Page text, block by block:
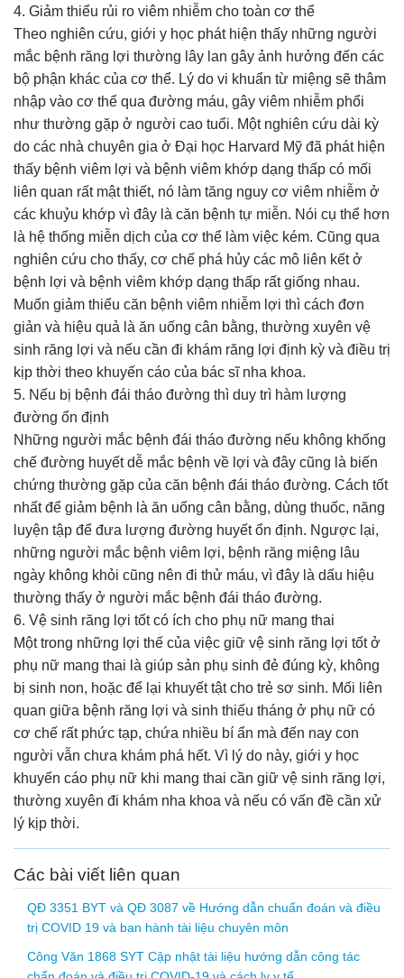
4. Giảm thiểu rủi ro viêm nhiễm cho toàn cơ thể
Theo nghiên cứu, giới y học phát hiện thấy những người
mắc bệnh răng lợi thường lây lan gây ảnh hưởng đến các
bộ phận khác của cơ thể. Lý do vi khuẩn từ miệng sẽ thâm
nhập vào cơ thể qua đường máu, gây viêm nhiễm phổi
như thường gặp ở người cao tuổi. Một nghiên cứu dài kỳ
do các nhà chuyên gia ở Đại học Harvard Mỹ đã phát hiện
thấy bệnh viêm lợi và bệnh viêm khớp dạng thấp có mối
liên quan rất mật thiết, nó làm tăng nguy cơ viêm nhiễm ở
các khuỷu khớp vì đây là căn bệnh tự miễn. Nói cụ thể hơn
là hệ thống miễn dịch của cơ thể làm việc kém. Cũng qua
nghiên cứu cho thấy, cơ chế phá hủy các mô liên kết ở
bệnh lợi và bệnh viêm khớp dạng thấp rất giống nhau.
Muốn giảm thiểu căn bệnh viêm nhiễm lợi thì cách đơn
giản và hiệu quả là ăn uống cân bằng, thường xuyên vệ
sinh răng lợi và nếu cần đi khám răng lợi định kỳ và điều trị
kịp thời theo khuyến cáo của bác sĩ nha khoa.
5. Nếu bị bệnh đái tháo đường thì duy trì hàm lượng
đường ổn định
Những người mắc bệnh đái tháo đường nếu không khống
chế đường huyết dễ mắc bệnh về lợi và đây cũng là biến
chứng thường gặp của căn bệnh đái tháo đường. Cách tốt
nhất để giảm bệnh là ăn uống cân bằng, dùng thuốc, năng
luyện tập để đưa lượng đường huyết ổn định. Ngược lại,
những người mắc bệnh viêm lợi, bệnh răng miệng lâu
ngày không khỏi cũng nên đi thử máu, vì đây là dấu hiệu
thường thấy ở người mắc bệnh đái tháo đường.
6. Vệ sinh răng lợi tốt có ích cho phụ nữ mang thai
Một trong những lợi thế của việc giữ vệ sinh răng lợi tốt ở
phụ nữ mang thai là giúp sản phụ sinh đẻ đúng kỳ, không
bị sinh non, hoặc để lại khuyết tật cho trẻ sơ sinh. Mối liên
quan giữa bệnh răng lợi và sinh thiếu tháng ở phụ nữ có
cơ chế rất phức tạp, chứa nhiều bí ẩn mà đến nay con
người vẫn chưa khám phá hết. Vì lý do này, giới y học
khuyến cáo phụ nữ khi mang thai cần giữ vệ sinh răng lợi,
thường xuyên đi khám nha khoa và nếu có vấn đề cần xử
lý kịp thời.
Các bài viết liên quan
QĐ 3351 BYT và QĐ 3087 về Hướng dẫn chuẩn đoán và điều
trị COVID 19 và ban hành tài liệu chuyên môn
Công Văn 1868 SYT Cập nhật tài liệu hướng dẫn công tác